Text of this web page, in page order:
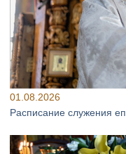
01.08.2026
Расписание служения